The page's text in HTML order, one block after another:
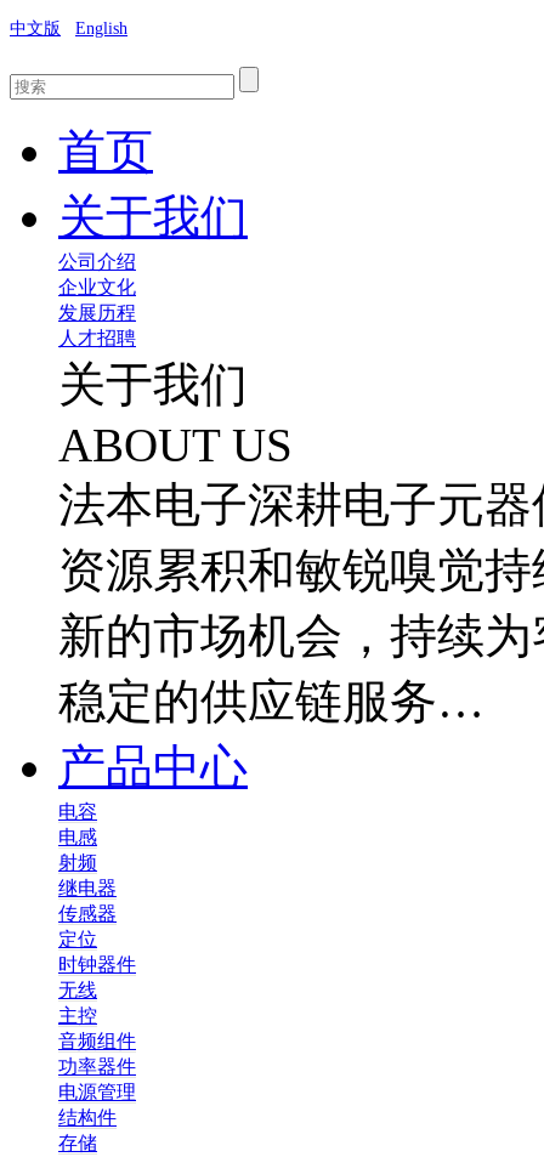
中文版 English
首页
关于我们
公司介绍
企业文化
发展历程
人才招聘
关于我们
ABOUT US
法本电子深耕电子元
资源累积和敏锐嗅觉
新的市场机会，持续
稳定的供应链服务…
产品中心
电容
电感
射频
继电器
传感器
定位
时钟器件
无线
主控
音频组件
功率器件
电源管理
结构件
存储